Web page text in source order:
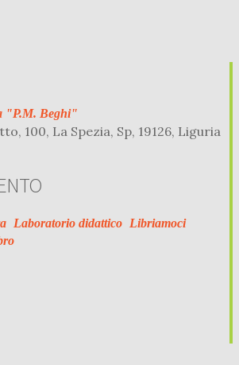
"P.M. Beghi"
100, La Spezia, Sp, 19126, Liguria
Laboratorio didattico Libriamoci